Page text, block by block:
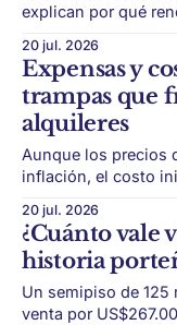
explican por qué
completa puede
presupuesto ya
vivienda de 100 m²,
20 jul. 2026
Expensas y
trampas que
alquileres
Aunque los precios
inflación, el costo
alquileres porteño
debajo de los
tensiones.
20 jul. 2026
¿Cuánto vale
historia
Un semipiso de 125
venta por